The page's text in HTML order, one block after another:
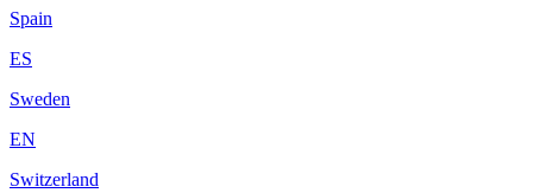
Spain
ES
Sweden
EN
Switzerland